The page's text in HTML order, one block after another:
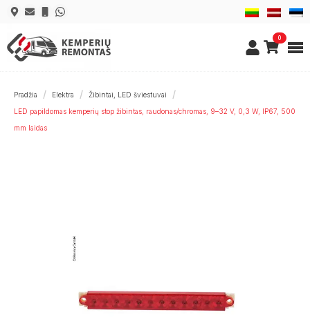
0
Pradžia Elektra
Žibintai, LED šviestuvai
LED papildomas kemperių stop žibintas, raudonas/chromas, 9–32 V, 0,3 W, IP67, 500
mm laidas